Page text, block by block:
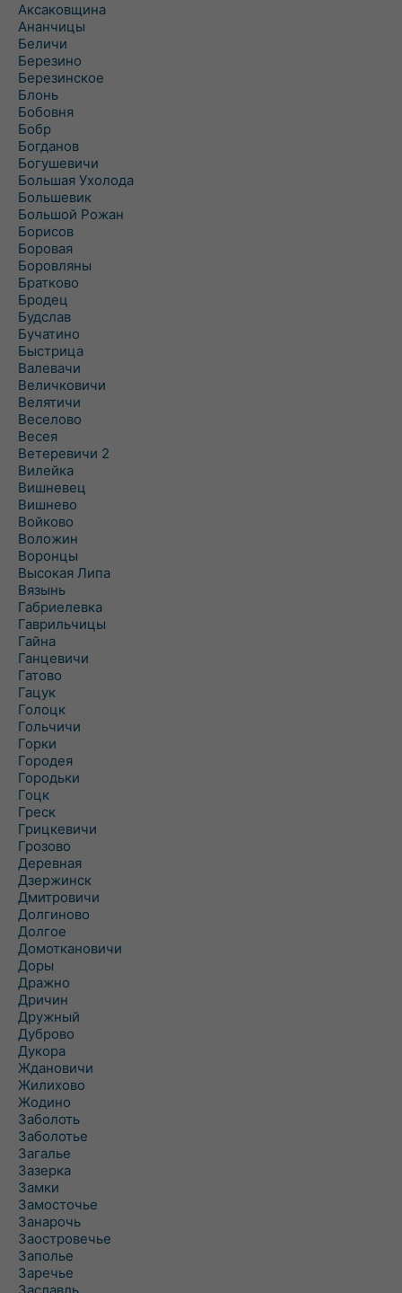
Аксаковщина
Ананчицы
Беличи
Березино
Березинское
Блонь
Бобовня
Бобр
Богданов
Богушевичи
Большая Ухолода
Большевик
Большой Рожан
Борисов
Боровая
Боровляны
Братково
Бродец
Будслав
Бучатино
Быстрица
Валевачи
Величковичи
Велятичи
Веселово
Весея
Ветеревичи 2
Вилейка
Вишневец
Вишнево
Войково
Воложин
Воронцы
Высокая Липа
Вязынь
Габриелевка
Гаврильчицы
Гайна
Ганцевичи
Гатово
Гацук
Голоцк
Гольчичи
Горки
Городея
Городьки
Гоцк
Греск
Грицкевичи
Грозово
Деревная
Дзержинск
Дмитровичи
Долгиново
Долгое
Домоткановичи
Доры
Дражно
Дричин
Дружный
Дуброво
Дукора
Ждановичи
Жилихово
Жодино
Заболоть
Заболотье
Загалье
Зазерка
Замки
Замосточье
Занарочь
Заостровечье
Заполье
Заречье